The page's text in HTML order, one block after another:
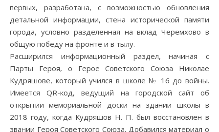
первых, разработана, с возможностью обновления
детальной информации, стена исторической памяти
города, условно разделенная на вклад Черемхово в
общую победу на фронте и в тылу.
Расширился информационный раздел, начиная с
Парты Героя, о Герое Советского Союза Николае
Кудряшове, который учился в школе № 16 до войны.
Имеется QR-код, ведущий на городской сайт об
открытии мемориальной доски на здании школы в
2018 году, когда Кудряшов Н. П. был восстановлен в
звании Героя Советского Союза. Добавился материал о